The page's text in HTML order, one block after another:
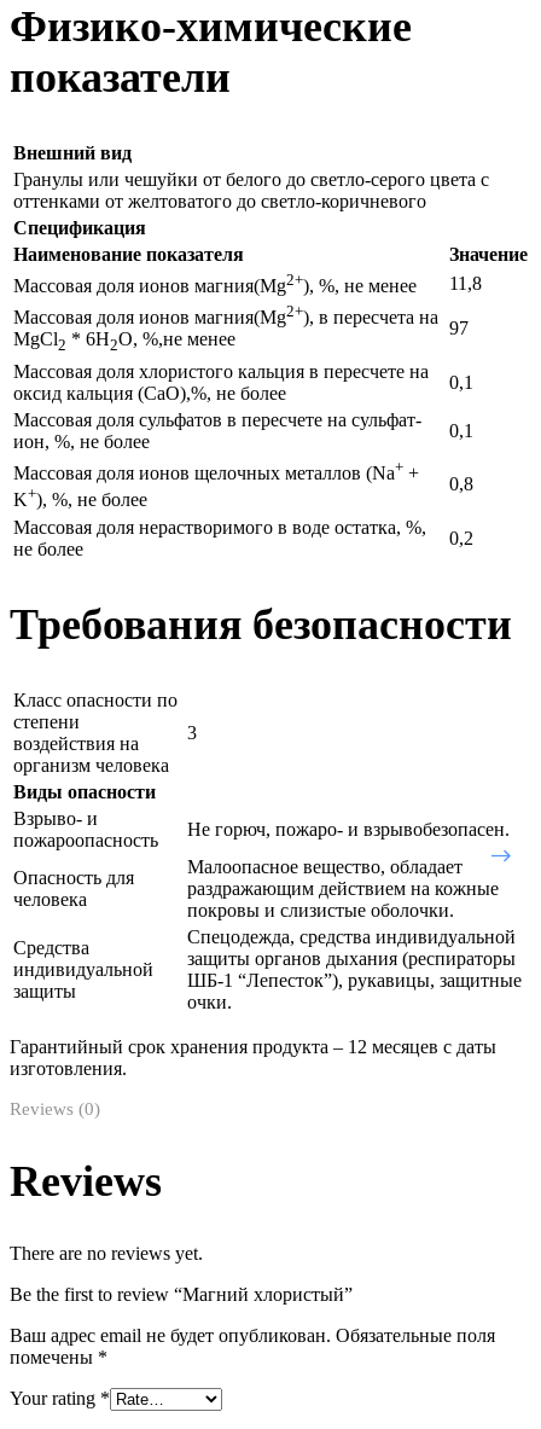
Физико-химические
показатели
Внешний вид
Гранулы или чешуйки от белого до светло-серого цвета с
оттенками от желтоватого до светло-коричневого
Спецификация
Наименование показателя
Значение
Массовая доля ионов магния(Mg2+), %, не менее
11,8
Массовая доля ионов магния(Mg2+), в пересчета на
MgCl2 * 6H2O, %,не менее
97
Массовая доля хлористого кальция в пересчете на
оксид кальция (CaО),%, не более
0,1
Массовая доля сульфатов в пересчете на сульфат-
ион, %, не более
0,1
Массовая доля ионов щелочных металлов (Na+ +
K+), %, не более
0,8
Массовая доля нерастворимого в воде остатка, %,
не более
0,2
Требования безопасности
Класс опасности по
степени
воздействия на
организм человека
3
Виды опасности
Взрыво- и
пожароопасность
Не горюч, пожаро- и взрывобезопасен.
Опасность для
человека
Малоопасное вещество, обладает
раздражающим действием на кожные
покровы и слизистые оболочки.
Средства
индивидуальной
защиты
Спецодежда, средства индивидуальной
защиты органов дыхания (респираторы
ШБ-1 “Лепесток”), рукавицы, защитные
очки.
Гарантийный срок хранения продукта – 12 месяцев с даты
изготовления.
Reviews (0)
Reviews
There are no reviews yet.
Be the first to review “Магний хлористый”
Ваш адрес email не будет опубликован. Обязательные поля
помечены *
Your rating *